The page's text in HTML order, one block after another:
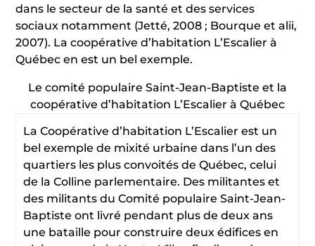
dans le secteur de la santé et des services
sociaux notamment (Jetté, 2008 ; Bourque et alii,
2007). La coopérative d’habitation L’Escalier à
Québec en est un bel exemple.
Le comité populaire Saint-Jean-Baptiste et la
coopérative d’habitation L’Escalier à Québec
La Coopérative d’habitation L’Escalier est un
bel exemple de mixité urbaine dans l’un des
quartiers les plus convoités de Québec, celui
de la Colline parlementaire. Des militantes et
des militants du Comité populaire Saint-Jean-
Baptiste ont livré pendant plus de deux ans
une bataille pour construire deux édifices en